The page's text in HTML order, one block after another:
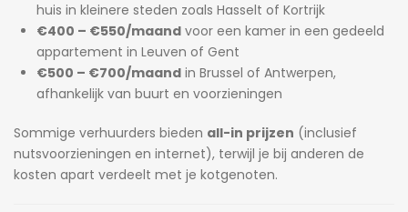
huis in kleinere steden zoals Hasselt of Kortrijk
€400 – €550/maand voor een kamer in een gedeeld
appartement in Leuven of Gent
€500 – €700/maand in Brussel of Antwerpen,
afhankelijk van buurt en voorzieningen
Sommige verhuurders bieden all-in prijzen (inclusief
nutsvoorzieningen en internet), terwijl je bij anderen de
kosten apart verdeelt met je kotgenoten.